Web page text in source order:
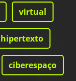
virtual
hipertexto
ciberespaço